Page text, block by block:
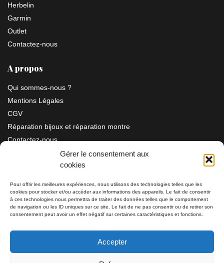
Gérer le consentement aux
cookies
Pour offrir les meilleures expériences, nous utilisons des technologies telles que les
cookies pour stocker et/ou accéder aux informations des appareils. Le fait de consentir
à ces technologies nous permettra de traiter des données telles que le comportement
de navigation ou les ID uniques sur ce site. Le fait de ne pas consentir ou de retirer son
consentement peut avoir un effet négatif sur certaines caractéristiques et fonctions.
Accepter
Herbelin
Garmin
Outlet
Contactez-nous
A propos
Qui sommes-nous ?
Mentions Légales
CGV
Réparation bijoux et réparation montre
Contactez-nous
Information
Bijouterie SIAUD11 rue Masséna 06000 NICE
Tél: 04 93 82 29 34 / 09 78 81 68 81